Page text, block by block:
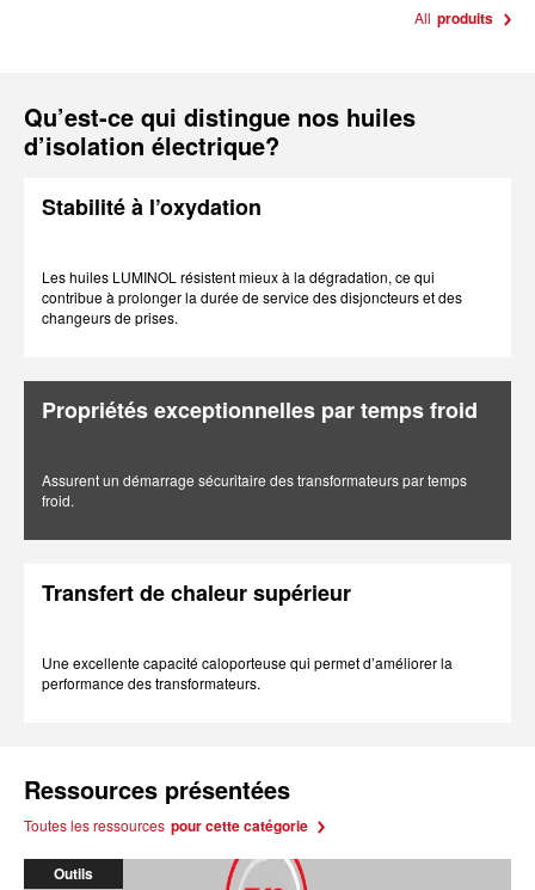
All produits
Qu’est-ce qui distingue nos huiles
d’isolation électrique?
Stabilité à l’oxydation
Les huiles LUMINOL résistent mieux à la dégradation, ce qui
contribue à prolonger la durée de service des disjoncteurs et des
changeurs de prises.
Propriétés exceptionnelles par temps froid
Assurent un démarrage sécuritaire des transformateurs par temps
froid.
Transfert de chaleur supérieur
Une excellente capacité caloporteuse qui permet d’améliorer la
performance des transformateurs.
Ressources présentées
Toutes les ressources pour cette catégorie
Outils